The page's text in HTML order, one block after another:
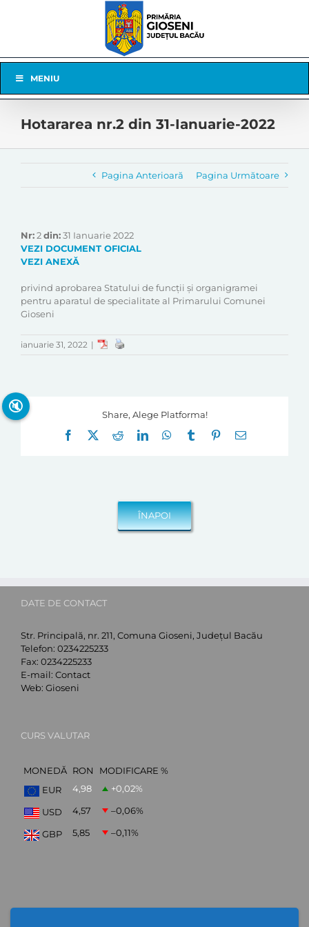
Navigation
MENIU
Hotararea nr.2 din 31-Ianuarie-2022
Pagina Anterioară Pagina Următoare
Nr:2din:31 Ianuarie 2022
VEZI DOCUMENT OFICIAL
VEZI ANEXĂ
privind aprobarea Statului de funcții și organigramei
pentru aparatul de specialitate al Primarului Comunei
Gioseni
ianuarie 31, 2022 |
Share, Alege Platforma!
Facebook
RedditLinkedInWhatsApp
Tumblr Pinterest
E-
DATE DE CONTACT
Str. Principală, nr. 211, Comuna Gioseni, Județul Bacău
Telefon: 0234225233
Fax: 0234225233
E-mail: Contact
Web: Gioseni
CURS VALUTAR
MONEDĂ RON
MODIFICARE %
EUR
4,98 +0,02%
USD 4,57 –0,06%
GBP 5,85 –0,11%
🔇